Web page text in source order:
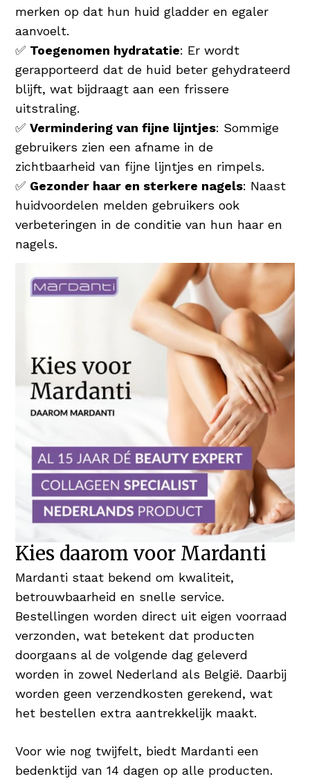
merken op dat hun huid gladder en egaler
aanvoelt.
✅ Toegenomen hydratatie: Er wordt
gerapporteerd dat de huid beter gehydrateerd
blijft, wat bijdraagt aan een frissere
uitstraling.
✅Vermindering van fijne lijntjes: Sommige
gebruikers zien een afname in de
zichtbaarheid van fijne lijntjes en rimpels.
✅ Gezonder haar en sterkere nagels: Naast
huidvoordelen melden gebruikers ook
verbeteringen in de conditie van hun haar en
nagels.
Kies daarom voor Mardanti
Mardanti staat bekend om kwaliteit,
betrouwbaarheid en snelle service.
Bestellingen worden direct uit eigen voorraad
verzonden, wat betekent dat producten
doorgaans al de volgende dag geleverd
worden in zowel Nederland als België. Daarbij
worden geen verzendkosten gerekend, wat
het bestellen extra aantrekkelijk maakt.
Voor wie nog twijfelt, biedt Mardanti een
bedenktijd van 14 dagen op alle producten.